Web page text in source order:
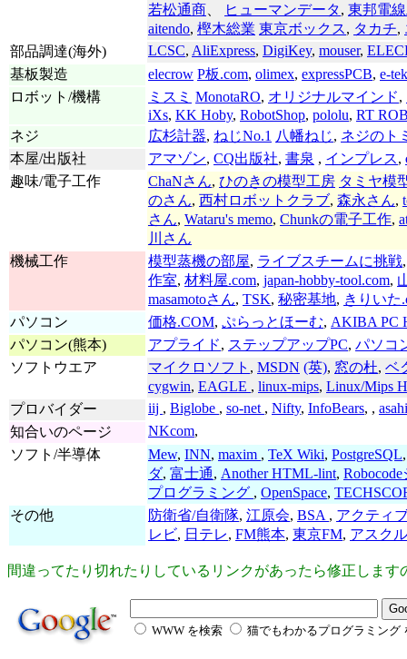
若松通商、 ヒューマンデータ, 東邦電
aitendo, 樫木総業 東京ボックス, タカチ,
部品調達(海外)
LCSC, AliExpress, DigiKey, mouser,
基板製造
elecrow P板.com, olimex, expressPCB, e-
ロボット/機構
ミスミ MonotaRO, オリジナルマインド,
iXs, KK Hoby, RobotShop, pololu, RT
ネジ
広杉計器, ねじNo.1 八幡ねじ, ネジのト
本屋/出版社
アマゾン, CQ出版社, 書泉 , インプレス,
趣味/電子工作
ChaNさん, ひのきの模型工房 タミヤ模
のさん, 西村ロボットクラブ, 森永さん,
さん, Wataru's memo, Chunkの電子工作,
川さん
機械工作
模型蒸機の部屋, ライブスチームに挑戦
作室, 材料屋.com, japan-hobby-tool.com,
masamotoさん, TSK, 秘密基地, きりいた
パソコン
価格.COM, ぷらっとほーむ, AKIBA PC
パソコン(熊本)
アプライド, ステップアップPC, パソコ
ソフトウエア
マイクロソフト , MSDN (英), 窓の杜, ベ
cygwin, EAGLE , linux-mips, Linux/Mips
プロバイダー
iij , Biglobe , so-net , Nifty, InfoBears, ,
知合いのページ
NKcom,
ソフト/半導体
Mew, INN, maxim , TeX Wiki, PostgreSQL
ダ, 富士通, Another HTML-lint,
プログラミング , OpenSpace,
その他
防衛省/自衛隊, 江原会, BSA , アクティ
レビ, 日テレ, FM熊本, 東京FM, アスクル
間違ってたり切れたりしているリンクがあったら修正します
WWW を検索 猫でもわかるプログラミング